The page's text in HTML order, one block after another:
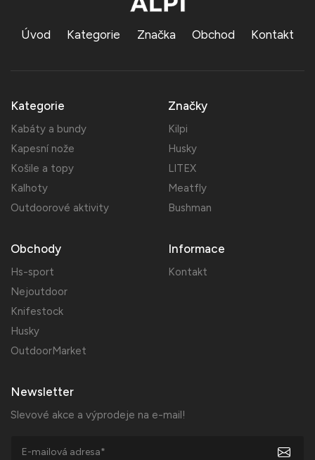
Úvod Kategorie Značka Obchod Kontakt
Kategorie
Kabáty a bundy
Kapesní nože
Košile a topy
Kalhoty
Outdoorové aktivity
Značky
Kilpi
Husky
LITEX
Meatfly
Bushman
Obchody
Hs-sport
Nejoutdoor
Knifestock
Husky
OutdoorMarket
Informace
Kontakt
Newsletter
Slevové akce a výprodeje na e-mail!